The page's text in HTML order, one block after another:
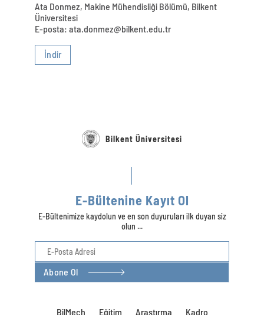
Ata Donmez, Makine Mühendisliği Bölümü, Bilkent
Üniversitesi
E-posta: ata.donmez@bilkent.edu.tr
İndir
Bilkent Üniversitesi
E-Bültenine Kayıt Ol
E-Bültenimize kaydolun ve en son duyuruları ilk duyan siz
olun ...
Abone Ol
BilMech Eğitim Araştırma Kadro